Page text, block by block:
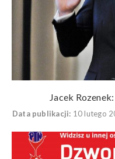
Jacek
Data publikacji: 10 lutego